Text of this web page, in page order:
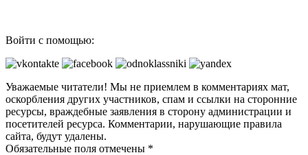
Войти с помощью:
Уважаемые читатели! Мы не приемлем в комментариях мат,
оскорбления других участников, спам и ссылки на сторонние
ресурсы, враждебные заявления в сторону администрации и
посетителей ресурса. Комментарии, нарушающие правила
сайта, будут удалены.
Обязательные поля отмечены *